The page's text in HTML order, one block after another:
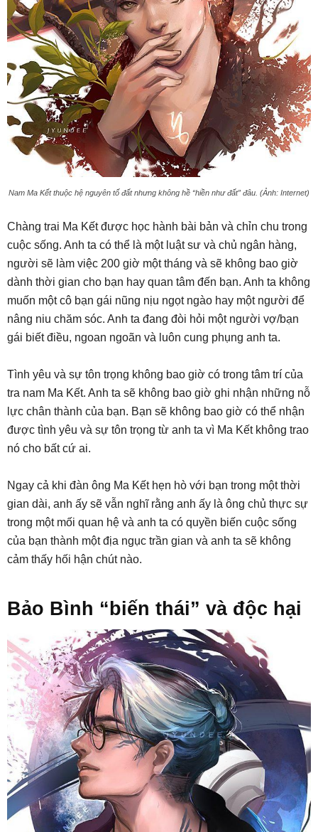
Nam Ma Kết thuộc hệ nguyên tố đất nhưng không hề “hiền như đất” đâu. (Ảnh: Internet)
Chàng trai Ma Kết được học hành bài bản và chỉn chu trong
cuộc sống. Anh ta có thể là một luật sư và chủ ngân hàng,
người sẽ làm việc 200 giờ một tháng và sẽ không bao giờ
dành thời gian cho bạn hay quan tâm đến bạn. Anh ta không
muốn một cô bạn gái nũng nịu ngọt ngào hay một người để
nâng niu chăm sóc. Anh ta đang đòi hỏi một người vợ/bạn
gái biết điều, ngoan ngoãn và luôn cung phụng anh ta.
Tình yêu và sự tôn trọng không bao giờ có trong tâm trí của
tra nam Ma Kết. Anh ta sẽ không bao giờ ghi nhận những nỗ
lực chân thành của bạn. Bạn sẽ không bao giờ có thể nhận
được tình yêu và sự tôn trọng từ anh ta vì Ma Kết không trao
nó cho bất cứ ai.
Ngay cả khi đàn ông Ma Kết hẹn hò với bạn trong một thời
gian dài, anh ấy sẽ vẫn nghĩ rằng anh ấy là ông chủ thực sự
trong một mối quan hệ và anh ta có quyền biến cuộc sống
của bạn thành một địa ngục trần gian và anh ta sẽ không
cảm thấy hối hận chút nào.
Bảo Bình “biến thái” và độc hại